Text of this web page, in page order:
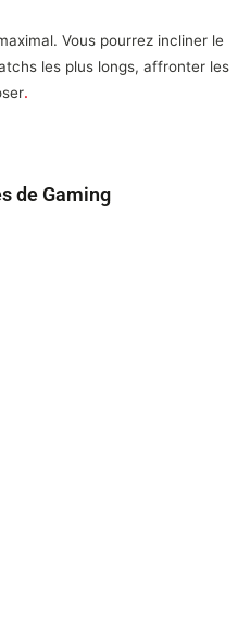
Vous pourrez incliner le
les plus longs, affronter les
.
de Gaming